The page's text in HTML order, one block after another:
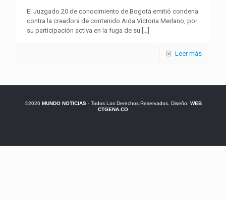
El Juzgado 20 de conocimiento de Bogotá emitió condena
contra la creadora de contenido Aida Victoria Merlano, por
su participación activa en la fuga de su […]
Leer más
©2026 MUNDO NOTICIAS- Todos Los Derechos Reservados. Diseño: WEB
CTGENA.CO